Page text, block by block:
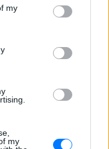
my
my
προς τουρίστες
«Κρύψτε ότι
φιλοπαλαιστινιακών
36 σημεία της χώρας.